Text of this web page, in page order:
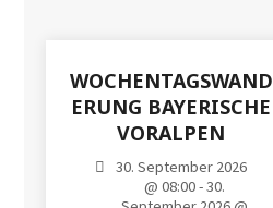
WOCHENTAGSWAND
ERUNG BAYERISCHE
VORALPEN
30. September 2026
@ 08:00 - 30.